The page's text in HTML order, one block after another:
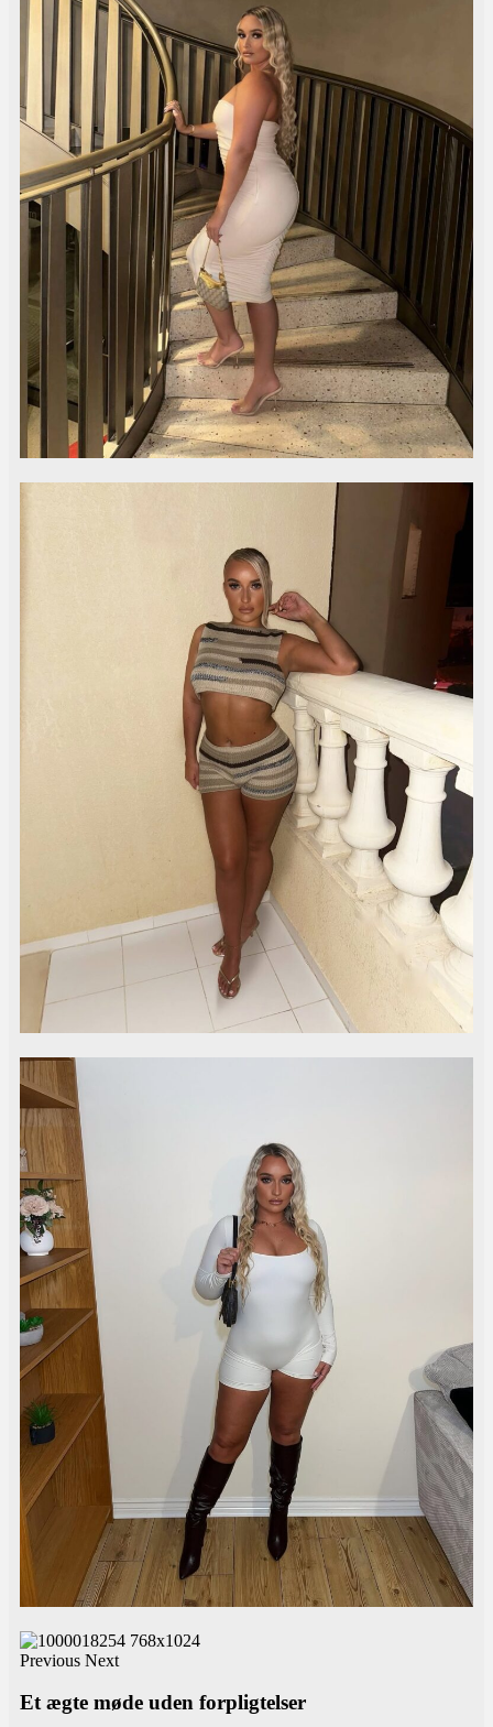
Previous Next
Et ægte møde uden forpligtelser